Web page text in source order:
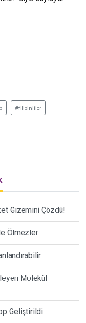
#filipinliler
Gizemini Çözdü!
Ölmezler
Molekül
Geliştirildi